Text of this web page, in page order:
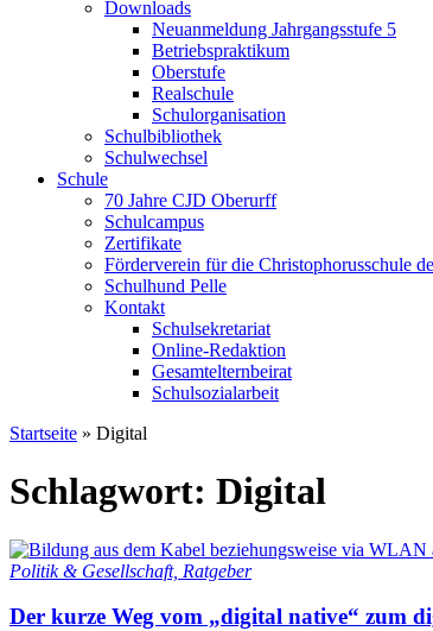
Downloads
Neuanmeldung Jahrgangsstufe 5
Betriebspraktikum
Oberstufe
Realschule
Schulorganisation
Schulbibliothek
Schulwechsel
Schule
70 Jahre CJD Oberurff
Schulcampus
Zertifikate
Förderverein für die Christophorusschule
Schulhund Pelle
Kontakt
Schulsekretariat
Online-Redaktion
Gesamtelternbeirat
Schulsozialarbeit
Startseite » Digital
Schlagwort: Digital
Politik & Gesellschaft, Ratgeber
Der kurze Weg vom „digital native“ zum